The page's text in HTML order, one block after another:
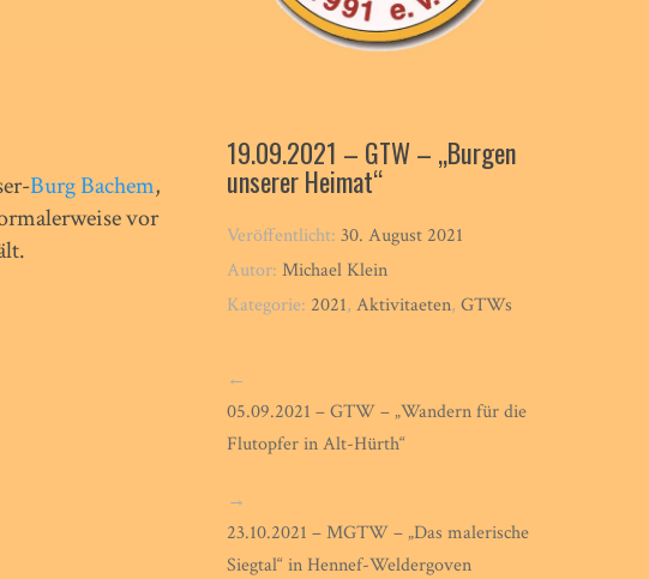
Burg Bachem,
vor
19.09.2021 – GTW – „Burgen
unserer Heimat“
Veröffentlicht:30. August 2021
Autor:Michael Klein
Kategorie: 2021,Aktivitaeten,GTWs
←
05.09.2021 – GTW – „Wandern für die
Flutopfer in Alt-Hürth“
→
23.10.2021 – MGTW – „Das malerische
Siegtal“ in Hennef-Weldergoven